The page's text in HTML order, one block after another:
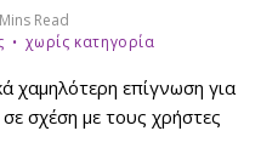
Read
χωρίς κατηγορία
χαμηλότερη επίγνωση για
σχέση με τους χρήστες